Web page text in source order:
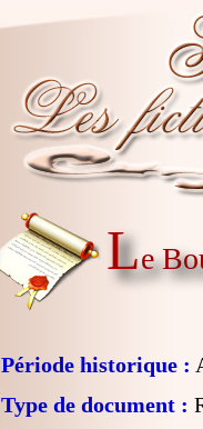
Le
Période historique :
Type de document :